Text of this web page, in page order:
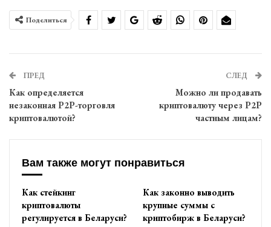
Поделиться
ПРЕД
Как определяется
незаконная P2P-торговля
криптовалютой?
СЛЕД
Можно ли продавать
криптовалюту через P2P
частным лицам?
Вам также могут понравиться
Как стейкинг
криптовалюты
регулируется в Беларуси?
Как законно выводить
крупные суммы с
криптобирж в Беларуси?